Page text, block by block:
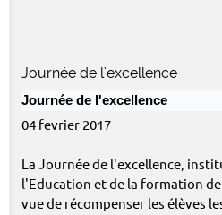
Journée de l'excellence
Journée de l'excellence
04 fevrier 2017
La Journée de l'excellence,
l'Education et de la formation de
vue de récompenser les élèves